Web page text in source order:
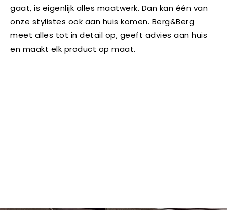
gaat, is eigenlijk alles maatwerk. Dan kan één van
onze stylistes ook aan huis komen. Berg&Berg
meet alles tot in detail op, geeft advies aan huis
en maakt elk product op maat.